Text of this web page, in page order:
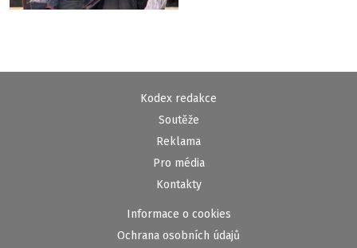
Kodex redakce
Soutěže
Reklama
Pro média
Kontakty
Informace o cookies
Ochrana osobních údajů